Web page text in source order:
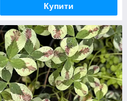
Купити